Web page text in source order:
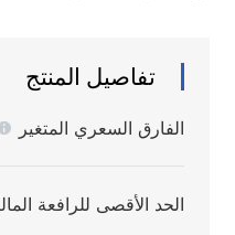
تفاصيل المنتج
الفارق السعري المتغير
الحد الأقصى للرافعة